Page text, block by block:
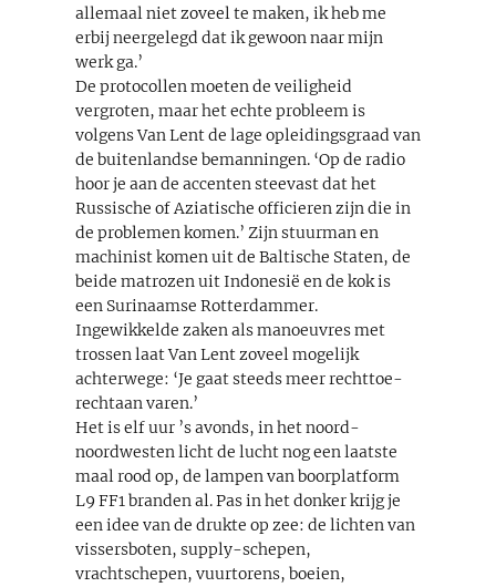
allemaal niet zoveel te maken, ik heb me
erbij neergelegd dat ik gewoon naar mijn
werk ga.’
De protocollen moeten de veiligheid
vergroten, maar het echte probleem is
volgens Van Lent de lage opleidingsgraad van
de buitenlandse bemanningen. ‘Op de radio
hoor je aan de accenten steevast dat het
Russische of Aziatische officieren zijn die in
de problemen komen.’ Zijn stuurman en
machinist komen uit de Baltische Staten, de
beide matrozen uit Indonesië en de kok is
een Surinaamse Rotterdammer.
Ingewikkelde zaken als manoeuvres met
trossen laat Van Lent zoveel mogelijk
achterwege: ‘Je gaat steeds meer rechttoe-
rechtaan varen.’
Het is elf uur ’s avonds, in het noord-
noordwesten licht de lucht nog een laatste
maal rood op, de lampen van boorplatform
L9 FF1 branden al. Pas in het donker krijg je
een idee van de drukte op zee: de lichten van
vissersboten, supply-schepen,
vrachtschepen, vuurtorens, boeien,